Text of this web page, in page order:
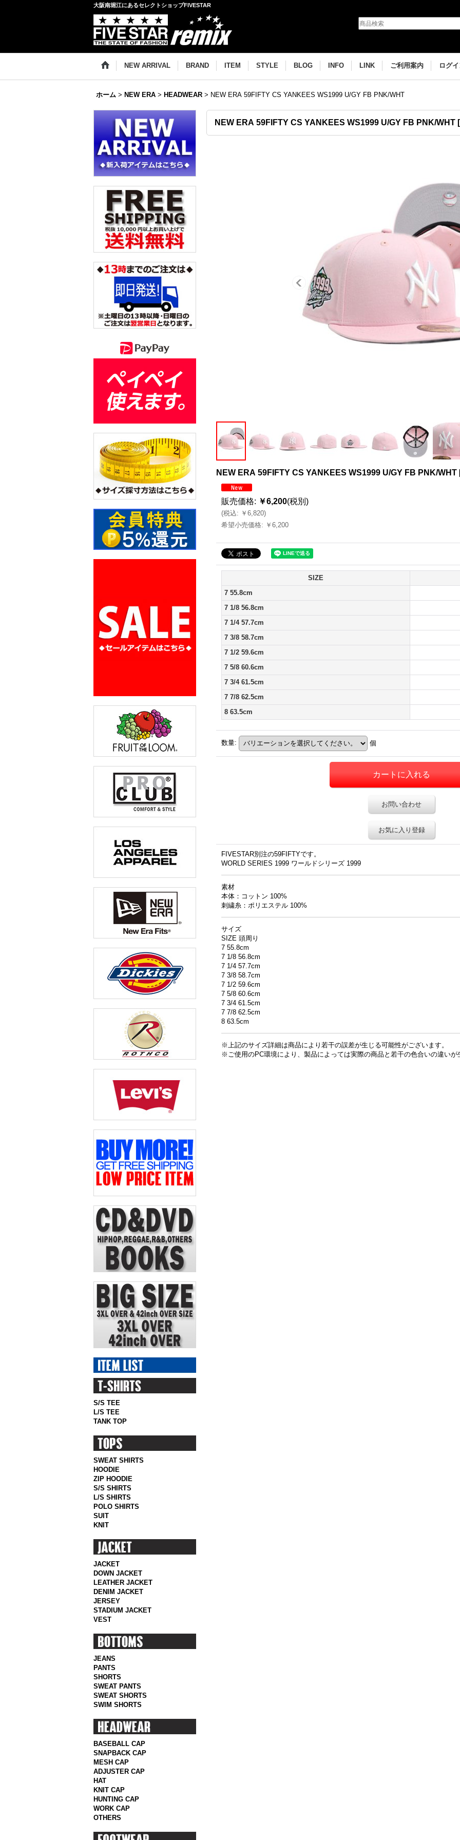
大阪南堀江にあるセレクトショップFIVESTAR
NEW ARRIVAL BRAND ITEM STYLE BLOG INFO LINK ご利用案内 ログ
ホーム > NEW ERA > HEADWEAR > NEW ERA 59FIFTY CS YANKEES WS1999 U/GY FB PNK/WHT
S/S TEE
L/S TEE
TANK TOP
SWEAT SHIRTS
HOODIE
ZIP HOODIE
S/S SHIRTS
L/S SHIRTS
POLO SHIRTS
SUIT
KNIT
JACKET
DOWN JACKET
LEATHER JACKET
DENIM JACKET
JERSEY
STADIUM JACKET
VEST
JEANS
PANTS
SHORTS
SWEAT PANTS
SWEAT SHORTS
SWIM SHORTS
BASEBALL CAP
SNAPBACK CAP
MESH CAP
ADJUSTER CAP
HAT
KNIT CAP
HUNTING CAP
WORK CAP
OTHERS
NEW ERA 59FIFTY CS YANKEES WS1999 U/GY FB PNK/WHT [
NEW ERA 59FIFTY CS YANKEES WS1999 U/GY FB PNK/WHT
販売価格: ￥6,200(税別)
(税込: ￥6,820)
希望小売価格: ￥6,200
SIZE
7 55.8cm
7 1/8 56.8cm
7 1/4 57.7cm
7 3/8 58.7cm
7 1/2 59.6cm
7 5/8 60.6cm
7 3/4 61.5cm
7 7/8 62.5cm
8 63.5cm
数量: 個
お問い合わせ
お気に入り登録
FIVESTAR別注の59FIFTYです。
WORLD SERIES 1999 ワールドシリーズ 1999
素材
本体：コットン 100%
刺繍糸：ポリエステル 100%
サイズ
SIZE 頭周り
7 55.8cm
7 1/8 56.8cm
7 1/4 57.7cm
7 3/8 58.7cm
7 1/2 59.6cm
7 5/8 60.6cm
7 3/4 61.5cm
7 7/8 62.5cm
8 63.5cm
※上記のサイズ詳細は商品により若干の誤差が生じる可能性がございます。
※ご使用のPC環境により、製品によっては実際の商品と若干の色合いの違いが